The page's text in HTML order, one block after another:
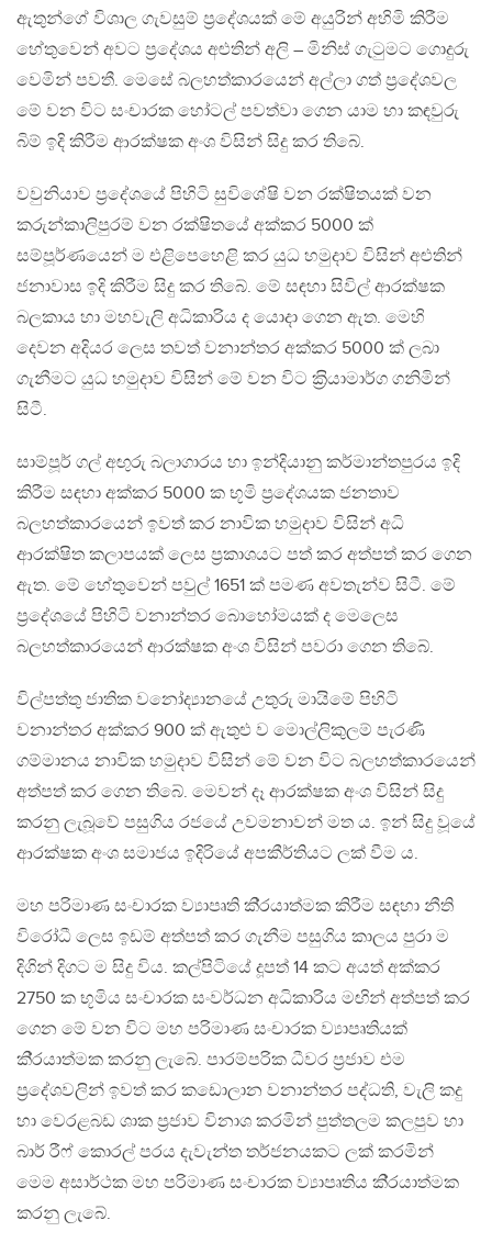
ඇතුන්ගේ විශාල ගැවසුම් ප‍්‍රදේශයක් මේ අයුරින් අහිමි කිරීම
හේතුවෙන් අවට ප‍්‍රදේශය අළුතින් අලි – මිනිස් ගැටුමට ගොදුරු
වෙමින් පවතී. මෙසේ බලහත්කාරයෙන් අල්ලා ගත් ප‍්‍රදේශවල
මේ වන විට සංචාරක හෝටල් පවත්වා ගෙන යාම හා කඳවුරු
බිම් ඉදි කිරීම ආරක්ෂක අංශ විසින් සිදු කර තිබේ.
වවුනියාව ප‍්‍රදේශයේ පිහිටි සුවිශේෂි වන රක්ෂිතයක් වන
කරුන්කාලිපුරම් වන රක්ෂිතයේ අක්කර 5000 ක්
සම්පූර්ණයෙන් ම එළිපෙහෙළි කර යුධ හමුදාව විසින් අළුතින්
ජනාවාස ඉදි කිරීම සිදු කර තිබේ. මේ සඳහා සිවිල් ආරක්ෂක
බලකාය හා මහවැලි අධිකාරිය ද යොදා ගෙන ඇත. මෙහි
දෙවන අදියර ලෙස තවත් වනාන්තර අක්කර 5000 ක් ලබා
ගැනීමට යුධ හමුදාව විසින් මේ වන විට ක‍්‍රියාමාර්ග ගනිමින්
සිටී.
සාම්පූර් ගල් අඟුරු බලාගාරය හා ඉන්දියානු කර්මාන්තපුරය ඉදි
කිරීම සඳහා අක්කර 5000 ක භූමි ප‍්‍රදේශයක ජනතාව
බලහත්කාරයෙන් ඉවත් කර නාවික හමුදාව විසින් අධි
ආරක්ෂිත කලාපයක් ලෙස ප‍්‍රකාශයට පත් කර අත්පත් කර ගෙන
ඇත. මේ හේතුවෙන් පවුල් 1651 ක් පමණ අවතැන්ව සිටී. මේ
ප‍්‍රදේශයේ පිහිටි වනාන්තර බොහෝමයක් ද මෙලෙස
බලහත්කාරයෙන් ආරක්ෂක අංශ විසින් පවරා ගෙන තිබේ.
විල්පත්තු ජාතික වනෝද්‍යානයේ උතුරු මායිමේ පිහිටි
වනාන්තර අක්කර 900 ක් ඇතුළු ව මොල්ලිකුලම් පැරණි
ගම්මානය නාවික හමුදාව විසින් මේ වන විට බලහත්කාරයෙන්
අත්පත් කර ගෙන තිබේ. මෙවන් දෑ ආරක්ෂක අංශ විසින් සිදු
කරනු ලැබූවේ පසුගිය රජයේ උවමනාවන් මත ය. ඉන් සිදු වූයේ
ආරක්ෂක අංශ සමාජය ඉදිරියේ අපකීර්තියට ලක් වීම ය.
මහ පරිමාණ සංචාරක ව්‍යාපෘති කි‍්‍රයාත්මක කිරීම සඳහා නීති
විරෝධී ලෙස ඉඩම් අත්පත් කර ගැනීම පසුගිය කාලය පුරා ම
දිගින් දිගට ම සිදු විය. කල්පිටියේ දූපත් 14 කට අයත් අක්කර
2750 ක භූමිය සංචාරක සංවර්ධන අධිකාරිය මඟින් අත්පත් කර
ගෙන මේ වන විට මහ පරිමාණ සංචාරක ව්‍යාපෘතියක්
කි‍්‍රයාත්මක කරනු ලැබේ. පාරම්පරික ධීවර ප‍්‍රජාව එම
ප‍්‍රදේශවලින් ඉවත් කර කඩොලාන වනාන්තර පද්ධති, වැලි කදු
හා වෙරළබඩ ශාක ප‍්‍රජාව විනාශ කරමින් පුත්තලම කලපුව හා
බාර් රීෆ් කොරල් පරය දැවැන්ත තර්ජනයකට ලක් කරමින්
මෙම අසාර්ථක මහ පරිමාණ සංචාරක ව්‍යාපෘතිය කි‍්‍රයාත්මක
කරනු ලැබේ.